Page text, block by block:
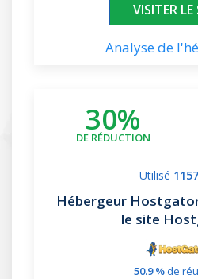
VISITER LE
Analyse de
30%
DE RÉDUCTION
Utilisé
Hébergeur
le site
50.9 %de